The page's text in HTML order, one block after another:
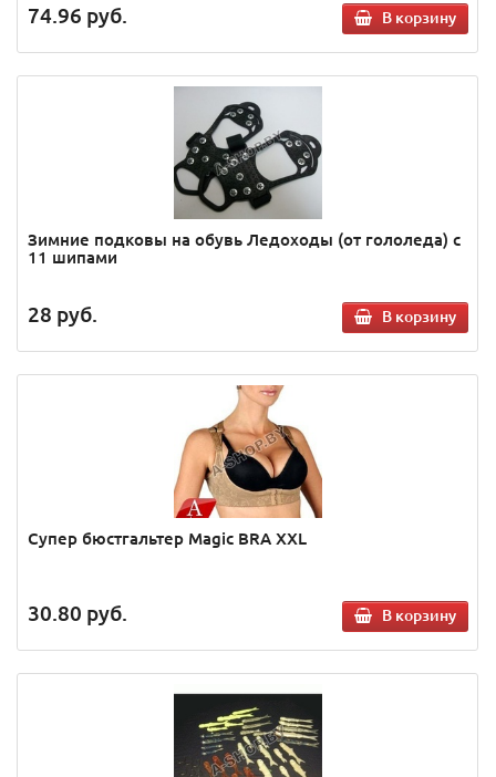
74.96 руб. В корзину
Зимние подковы на обувь Ледоходы (от гололеда) с
11 шипами
28 руб. В корзину
Супер бюстгальтер Magic BRA XXL
30.80 руб. В корзину